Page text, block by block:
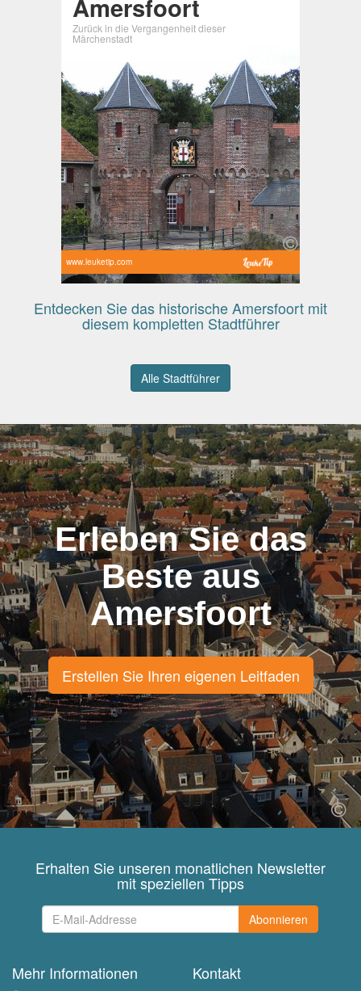
Amersfoort
Zurück in die Vergangenheit dieser
Märchenstadt
www.leuketip.com
Entdecken Sie das historische Amersfoort mit
diesem kompletten Stadtführer
Alle Stadtführer
Erleben Sie das
Beste aus
Amersfoort
Erstellen Sie Ihren eigenen Leitfaden
Erhalten Sie unseren monatlichen Newsletter
mit speziellen Tipps
Abonnieren
Mehr Informationen Kontakt